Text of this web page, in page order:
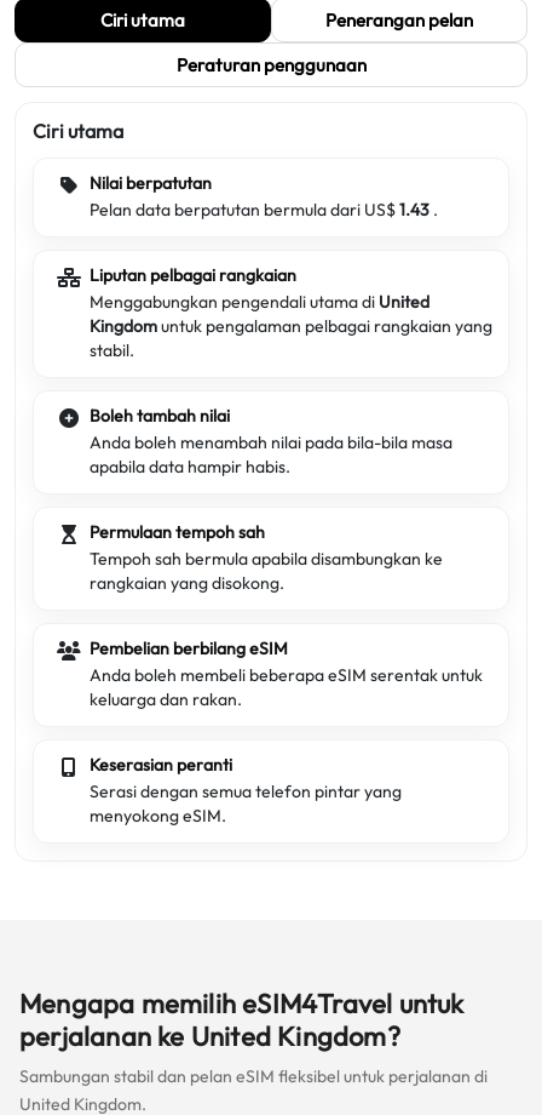
Ciri utama
Penerangan pelan
Peraturan penggunaan
Ciri utama
Nilai berpatutan
Pelan data berpatutan bermula dari US$1.43 .
Liputan pelbagai rangkaian
Menggabungkan pengendali utama di United
Kingdomuntuk pengalaman pelbagai rangkaian yang
stabil.
Boleh tambah nilai
Anda boleh menambah nilai pada bila-bila masa
apabila data hampir habis.
Permulaan tempoh sah
Tempoh sah bermula apabila disambungkan ke
rangkaian yang disokong.
Pembelian berbilang eSIM
Anda boleh membeli beberapa eSIM serentak untuk
keluarga dan rakan.
Keserasian peranti
Serasi dengan semua telefon pintar yang
menyokong eSIM.
Mengapa memilih eSIM4Travel untuk
perjalanan ke United Kingdom?
Sambungan stabil dan pelan eSIM fleksibel untuk perjalanan di
United Kingdom.